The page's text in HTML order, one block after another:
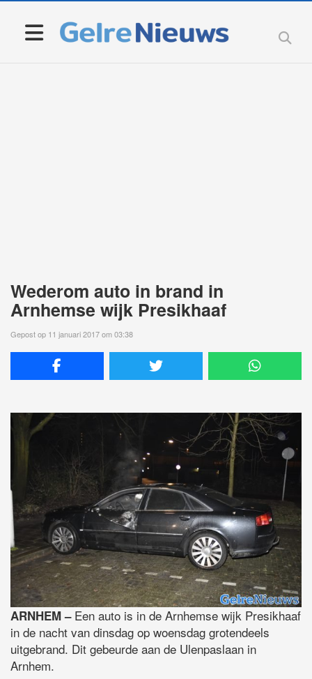
Wederom auto in brand in
Arnhemse wijk Presikhaaf
Gepost op 11 januari 2017 om 03:38
ARNHEM – Een auto is in de Arnhemse wijk Presikhaaf
in de nacht van dinsdag op woensdag grotendeels
uitgebrand. Dit gebeurde aan de Ulenpaslaan in
Arnhem.